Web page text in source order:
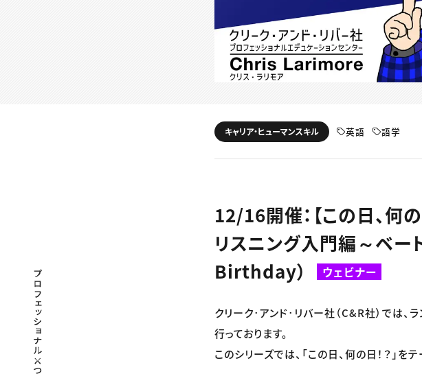
プロフェッショナル×つながる×メディア
キャリア・ヒューマンスキル 英語 語学
12/16開催：【この日、何
リスニング入門編～ベ
Birthday）
ウェビナー
クリーク･アンド･リバー社（C&R社）では
行っております。
このシリーズでは、「この日、何の日！？」を